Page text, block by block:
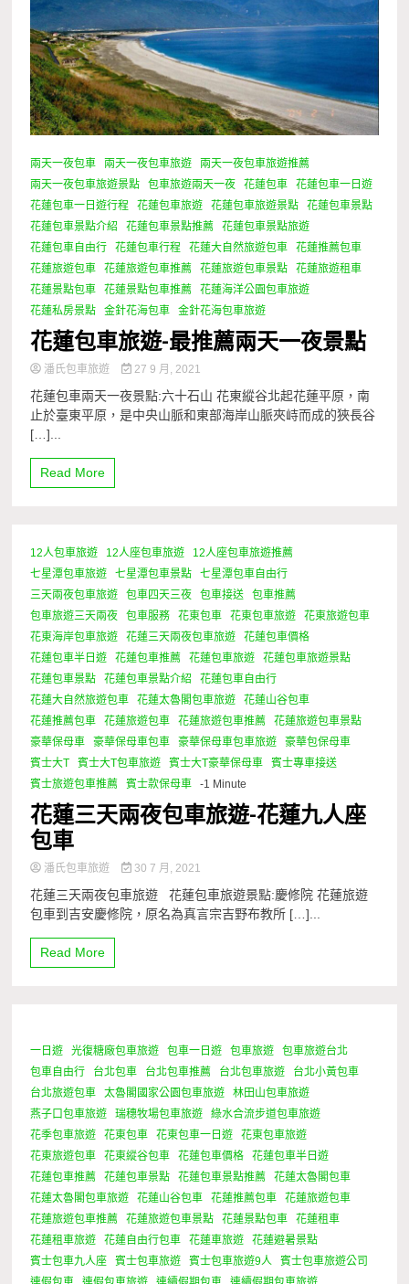
兩天一夜包車 兩天一夜包車旅遊
兩天一夜包車旅遊推薦
兩天一夜包車旅遊景點
包車旅遊兩天一夜 花蓮包車
花蓮包車一日遊
花蓮包車一日遊行程
花蓮包車旅遊 花蓮包車旅遊景點
花蓮包車景點
花蓮包車景點介紹
花蓮包車景點推薦
花蓮包車景點旅遊
花蓮包車自由行
花蓮包車行程 花蓮大自然旅遊包車
花蓮推薦包車
花蓮旅遊包車
花蓮旅遊包車推薦 花蓮旅遊包車景點
花蓮旅遊租車
花蓮景點包車
花蓮景點包車推薦
花蓮海洋公園包車旅遊
花蓮私房景點
金針花海包車 金針花海包車旅遊
花蓮包車旅遊-最推薦兩天一夜景點
潘氏包車旅遊 27 9 月, 2021
花蓮包車兩天一夜景點:六十石山 花東縱谷北起花蓮平原，南
止於臺東平原，是中央山脈和東部海岸山脈夾峙而成的狹長谷
[…]...
Read More
12人包車旅遊 12人座包車旅遊
12人座包車旅遊推薦
七星潭包車旅遊
七星潭包車景點
七星潭包車自由行
三天兩夜包車旅遊
包車四天三夜 包車接送
包車推薦
包車旅遊三天兩夜
包車服務 花東包車 花東包車旅遊
花東旅遊包車
花東海岸包車旅遊
花蓮三天兩夜包車旅遊
花蓮包車價格
花蓮包車半日遊
花蓮包車推薦 花蓮包車旅遊
花蓮包車旅遊景點
花蓮包車景點
花蓮包車景點介紹
花蓮包車自由行
花蓮大自然旅遊包車
花蓮太魯閣包車旅遊
花蓮山谷包車
花蓮推薦包車
花蓮旅遊包車 花蓮旅遊包車推薦
花蓮旅遊包車景點
豪華保母車
豪華保母車包車 豪華保母車包車旅遊
豪華包保母車
賓士大T
賓士大T包車旅遊 賓士大T豪華保母車
賓士專車接送
賓士旅遊包車推薦
賓士款保母車 -1 Minute
花蓮三天兩夜包車旅遊-花蓮九人座
包車
潘氏包車旅遊 30 7 月, 2021
花蓮三天兩夜包車旅遊 花蓮包車旅遊景點:慶修院 花蓮旅遊
包車到吉安慶修院，原名為真言宗吉野布教所 […]...
Read More
1 Minute
一日遊 光復糖廠包車旅遊 包車一日遊 包車旅遊
包車旅遊台北
包車自由行
台北包車 台北包車推薦 台北包車旅遊
台北小黃包車
台北旅遊包車
太魯閣國家公園包車旅遊
林田山包車旅遊
燕子口包車旅遊
瑞穗牧場包車旅遊
綠水合流步道包車旅遊
花季包車旅遊
花東包車 花東包車一日遊
花東包車旅遊
花東旅遊包車
花東縱谷包車 花蓮包車價格
花蓮包車半日遊
花蓮包車推薦
花蓮包車景點 花蓮包車景點推薦
花蓮太魯閣包車
花蓮太魯閣包車旅遊
花蓮山谷包車 花蓮推薦包車
花蓮旅遊包車
花蓮旅遊包車推薦
花蓮旅遊包車景點 花蓮景點包車
花蓮租車
花蓮租車旅遊
花蓮自由行包車 花蓮車旅遊
花蓮避暑景點
賓士包車九人座
賓士包車旅遊 賓士包車旅遊9人
賓士包車旅遊公司